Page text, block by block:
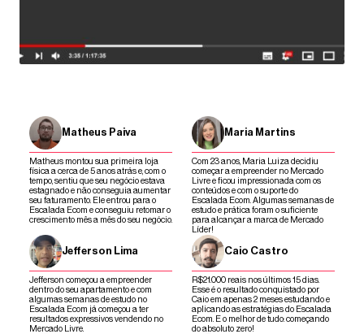
Matheus Paiva
Matheus montou sua primeira loja
física a cerca de 5 anos atrás e, com o
tempo, sentiu que seu negócio estava
estagnado e não conseguia aumentar
seu faturamento. Ele entrou para o
Escalada Ecom e conseguiu retomar o
crescimento mês a mês do seu negócio.
Maria Martins
Com 23 anos, Maria Luiza decidiu
começar a empreender no Mercado
Livre e ficou impressionada com os
conteúdos e com o suporte do
Escalada Ecom. Algumas semanas de
estudo e prática foram o suficiente
para alcançar a marca de Mercado
Líder!
Jefferson Lima
Jefferson começou a empreender
dentro do seu apartamento e com
algumas semanas de estudo no
Escalada Ecom já começou a ter
resultados expressivos vendendo no
Mercado Livre.
Caio Castro
R$21.000 reais nos últimos 15 dias.
Esse é o resultado conquistado por
Caio em apenas 2 meses estudando e
aplicando as estratégias do Escalada
Ecom. E o melhor de tudo: começando
do absoluto zero!